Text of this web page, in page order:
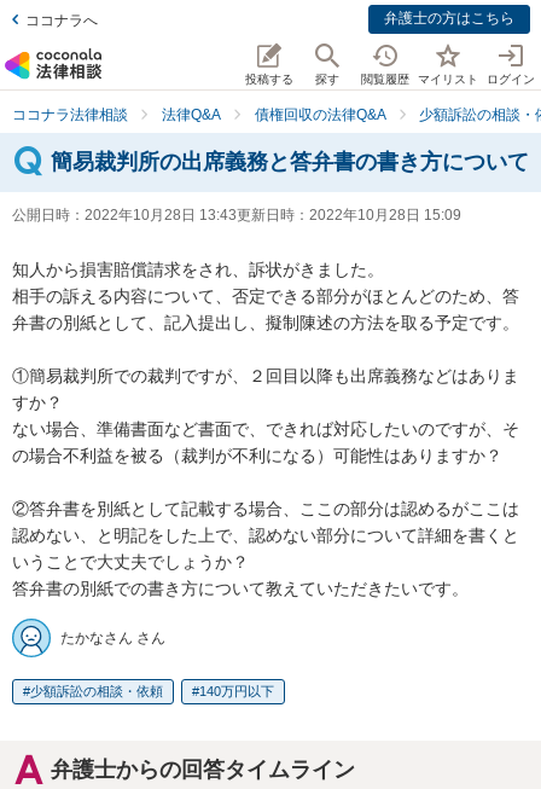
ココナラへ 弁護士の方はこちら
投稿する 探す 閲覧履歴 マイリスト ログイン
ココナラ法律相談 法律Q&A 債権回収の法律Q&A 少額訴訟の相談・
簡易裁判所の出席義務と答弁書の書き方について
公開日時： 2022年10月28日 13:43更新日時： 2022年10月28日 15:09
知人から損害賠償請求をされ、訴状がきました。
相手の訴える内容について、否定できる部分がほとんどのため、答
弁書の別紙として、記入提出し、擬制陳述の方法を取る予定です。
①簡易裁判所での裁判ですが、２回目以降も出席義務などはありま
すか？
ない場合、準備書面など書面で、できれば対応したいのですが、そ
の場合不利益を被る（裁判が不利になる）可能性はありますか？
②答弁書を別紙として記載する場合、ここの部分は認めるがここは
認めない、と明記をした上で、認めない部分について詳細を書くと
いうことで大丈夫でしょうか？
答弁書の別紙での書き方について教えていただきたいです。
たかなさん さん
少額訴訟の相談・依頼 140万円以下
弁護士からの回答タイムライン